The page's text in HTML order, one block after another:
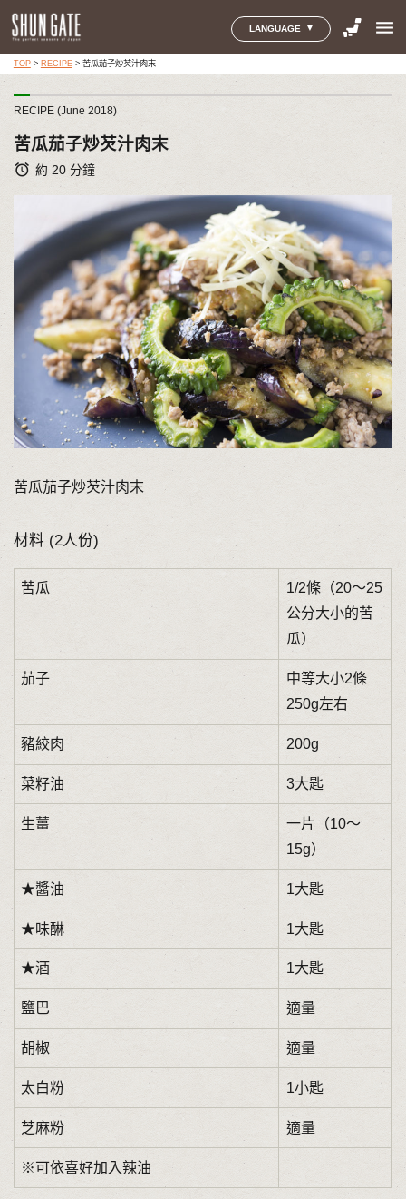
LANGUAGE menu
TOP> RECIPE> 苦瓜茄子炒芡汁肉末
RECIPE (June 2018)
苦瓜茄子炒芡汁肉末
alarm 約 20 分鐘
苦瓜茄子炒芡汁肉末
材料 (2人份)
苦瓜
1/2條（20～25
公分大小的苦
瓜）
茄子
中等大小2條
250g左右
豬絞肉 200g
菜籽油 3大匙
生薑
一片（10～
15g）
★醬油 1大匙
★味醂 1大匙
★酒 1大匙
鹽巴 適量
胡椒 適量
太白粉 1小匙
芝麻粉 適量
※可依喜好加入辣油